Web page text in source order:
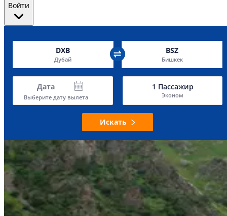
Войти
DXB
Дубай
BSZ
Бишкек
Дата
Выберите дату вылета
1 Пассажир
Эконом
Искать